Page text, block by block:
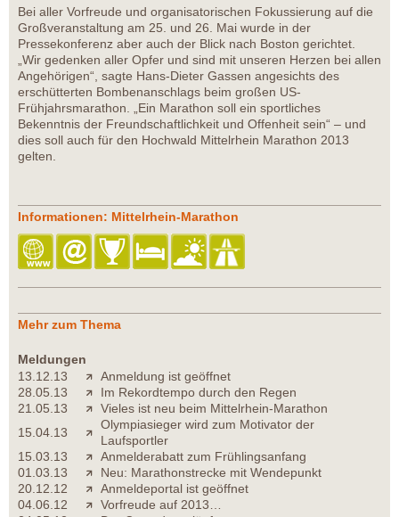
Bei aller Vorfreude und organisatorischen Fokussierung auf die
Großveranstaltung am 25. und 26. Mai wurde in der
Pressekonferenz aber auch der Blick nach Boston gerichtet.
„Wir gedenken aller Opfer und sind mit unseren Herzen bei allen
Angehörigen“, sagte Hans-Dieter Gassen angesichts des
erschütterten Bombenanschlags beim großen US-
Frühjahrsmarathon. „Ein Marathon soll ein sportliches
Bekenntnis der Freundschaftlichkeit und Offenheit sein“ – und
dies soll auch für den Hochwald Mittelrhein Marathon 2013
gelten.
Informationen: Mittelrhein-Marathon
Mehr zum Thema
Meldungen
13.12.13
Anmeldung ist geöffnet
28.05.13
Im Rekordtempo durch den Regen
21.05.13
Vieles ist neu beim Mittelrhein-Marathon
15.04.13
Olympiasieger wird zum Motivator der
Laufsportler
15.03.13
Anmelderabatt zum Frühlingsanfang
01.03.13
Neu: Marathonstrecke mit Wendepunkt
20.12.12
Anmeldeportal ist geöffnet
04.06.12
Vorfreude auf 2013…